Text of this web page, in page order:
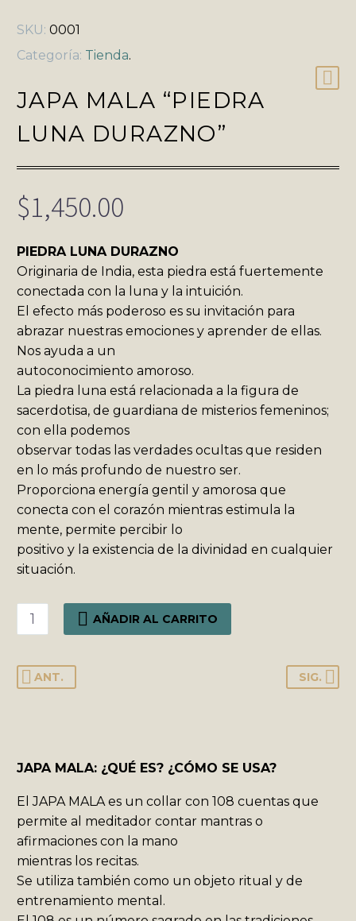
SKU: 0001
Categoría: Tienda.
JAPA MALA “PIEDRA
LUNA DURAZNO”
$1,450.00
PIEDRA LUNA DURAZNO
Originaria de India, esta piedra está fuertemente
conectada con la luna y la intuición.
El efecto más poderoso es su invitación para
abrazar nuestras emociones y aprender de ellas.
Nos ayuda a un
autoconocimiento amoroso.
La piedra luna está relacionada a la figura de
sacerdotisa, de guardiana de misterios femeninos;
con ella podemos
observar todas las verdades ocultas que residen
en lo más profundo de nuestro ser.
Proporciona energía gentil y amorosa que
conecta con el corazón mientras estimula la
mente, permite percibir lo
positivo y la existencia de la divinidad en cualquier
situación.
JAPA
MALA
LUNA
DURAZNO"
AÑADIR AL CARRITO
ANT. SIG.
JAPA MALA: ¿QUÉ ES? ¿CÓMO SE USA?
El JAPA MALA es un collar con 108 cuentas que
permite al meditador contar mantras o
afirmaciones con la mano
mientras los recitas.
Se utiliza también como un objeto ritual y de
entrenamiento mental.